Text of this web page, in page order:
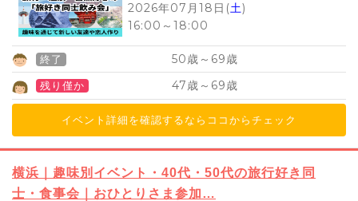
2026年07月18日(土)
16:00 ～ 18:00
終了 50歳～ 69歳
残り僅か 47歳～ 69歳
イベント詳細を確認するならココからチェック
横浜｜趣味別イベント・40代・50代の旅行好き同
士・食事会｜おひとりさま参加…